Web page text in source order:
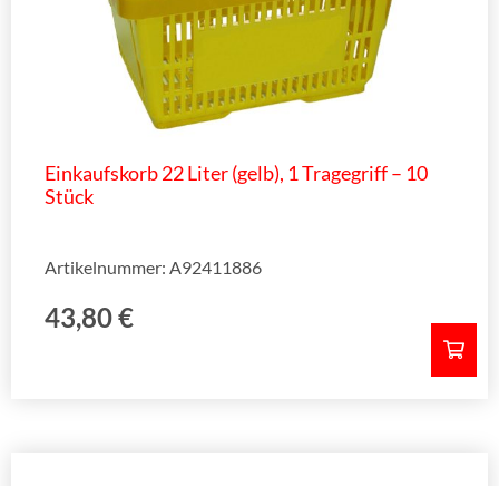
Einkaufskorb 22 Liter (gelb), 1 Tragegriff – 10
Stück
43,80€
Artikelnummer: A92411886